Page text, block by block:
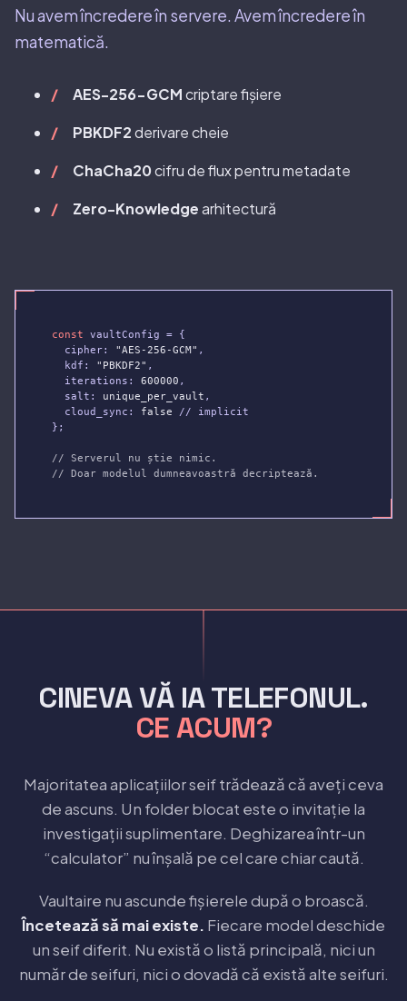
Nu avem încredere în servere. Avem încredere în
matematică.
AES-256-GCMcriptare fișiere
PBKDF2derivare cheie
ChaCha20cifru de flux pentru metadate
Zero-Knowledgearhitectură
const vaultConfig = {
  cipher:
"AES-256-GCM" ,
  kdf:
"PBKDF2" ,
  iterations:
600000 ,
  salt:
unique_per_vault ,
  cloud_sync:
false // implicit
};
// Serverul nu știe nimic.
// Doar modelul dumneavoastră decriptează.
CINEVA VĂ IA TELEFONUL.
CE ACUM?
Majoritatea aplicațiilor seif trădează că aveți ceva
de ascuns. Un folder blocat este o invitație la
investigații suplimentare. Deghizarea într-un
“calculator” nu înșală pe cel care chiar caută.
Vaultaire nu ascunde fișierele după o broască.
Încetează să mai existe. Fiecare model deschide
un seif diferit. Nu există o listă principală, nici un
număr de seifuri, nici o dovadă că există alte seifuri.